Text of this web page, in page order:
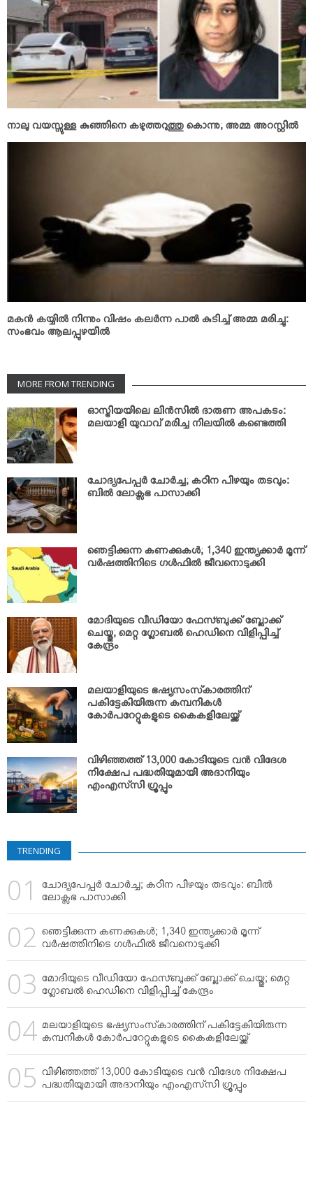
നാലു വയസ്സുള്ള കുഞ്ഞിനെ കഴുത്തറുത്തു കൊന്നു; അമ്മ അറസ്റ്റില്‍
മകന്‍ കയ്യില്‍ നിന്നും വിഷം കലര്‍ന്ന പാല്‍ കുടിച്ച് അമ്മ മരിച്ചു:
സംഭവം ആലപ്പുഴയില്‍
MORE FROM TRENDING
ഓസ്ട്രിയയിലെ ലിന്‍സില്‍ ദാരുണ അപകടം:
മലയാളി യുവാവ് മരിച്ച നിലയില്‍ കണ്ടെത്തി
ചോദ്യപേപ്പര്‍ ചോര്‍ച്ച; കഠിന പിഴയും തടവും:
ബില്‍ ലോക്സഭ പാസാക്കി
ഞെട്ടിക്കുന്ന കണക്കുകള്‍; 1,340 ഇന്ത്യക്കാര്‍ മൂന്ന്
വര്‍ഷത്തിനിടെ ഗള്‍ഫില്‍ ജീവനൊടുക്കി
മോദിയുടെ വീഡിയോ ഫേസ്ബുക്ക് ബ്ലോക്ക്
ചെയ്തു; മെറ്റ ഗ്ലോബല്‍ ഹെഡിനെ വിളിപ്പിച്ച്
കേന്ദ്രം
മലയാളിയുടെ ഭഷ്യസംസ്‌കാരത്തിന്
പകിട്ടേകിയിരുന്ന കമ്പനികള്‍
കോര്‍പറേറ്റുകളുടെ കൈകളിലേയ്ക്ക്
വിഴിഞ്ഞത്ത് 13,000 കോടിയുടെ വന്‍ വിദേശ
നിക്ഷേപ പദ്ധതിയുമായി അദാനിയും
എംഎസ്‌സി ഗ്രൂപ്പും
TRENDING
ചോദ്യപേപ്പര്‍ ചോര്‍ച്ച; കഠിന പിഴയും തടവും: ബില്‍
ലോക്സഭ പാസാക്കി
ഞെട്ടിക്കുന്ന കണക്കുകള്‍; 1,340 ഇന്ത്യക്കാര്‍ മൂന്ന്
വര്‍ഷത്തിനിടെ ഗള്‍ഫില്‍ ജീവനൊടുക്കി
മോദിയുടെ വീഡിയോ ഫേസ്ബുക്ക് ബ്ലോക്ക് ചെയ്തു; മെറ്റ
ഗ്ലോബല്‍ ഹെഡിനെ വിളിപ്പിച്ച് കേന്ദ്രം
മലയാളിയുടെ ഭഷ്യസംസ്‌കാരത്തിന് പകിട്ടേകിയിരുന്ന
കമ്പനികള്‍ കോര്‍പറേറ്റുകളുടെ കൈകളിലേയ്ക്ക്
വിഴിഞ്ഞത്ത് 13,000 കോടിയുടെ വന്‍ വിദേശ നിക്ഷേപ
പദ്ധതിയുമായി അദാനിയും എംഎസ്‌സി ഗ്രൂപ്പും